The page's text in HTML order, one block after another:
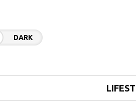
DARK